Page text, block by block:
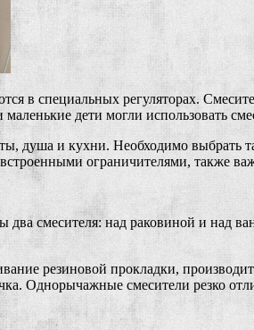
в специальных регуляторах.
дети могли использовать
душа и кухни. Необходимо выбрать
ограничителями, также
два смесителя: над раковиной и над
резиновой прокладки,
Однорычажные смесители резко